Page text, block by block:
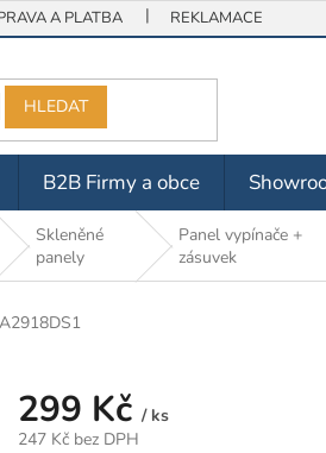
A PLATBA REKLAMACE /
HLEDAT
B2B Firmy a obce
Skleněné
panely
Panel vypínače +
zásuvek
A2918DS1
299 Kč / ks
247 Kč bez DPH